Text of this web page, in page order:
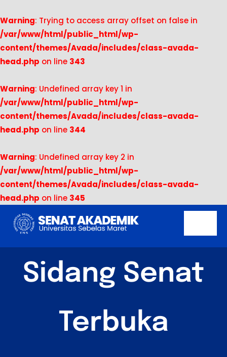
Warning: Trying to access array offset on false in
/var/www/html/public_html/wp-
content/themes/Avada/includes/class-avada-
head.php on line 343
Warning: Undefined array key 1 in
/var/www/html/public_html/wp-
content/themes/Avada/includes/class-avada-
head.php on line 344
Warning: Undefined array key 2 in
/var/www/html/public_html/wp-
content/themes/Avada/includes/class-avada-
head.php on line 345
Tentang
Sidang Senat
Terbuka